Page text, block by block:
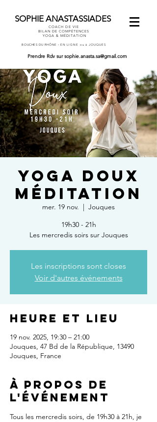
SOPHIE ANASTASSIADES
COACH DE VIE
BILAN DE COMPÉTENCES
YOGA & MÉDITATION
BOUCHES DU RHÔNE - EN LIGNE ou à JOUQUES
Prendre Rdv sursophie.anasta.sa@gmail.com
YOGA DOUX
MÉDITATION
mer. 19 nov.
  |
Jouques
19h30 - 21h
Les mercredis soirs sur Jouques
Les inscriptions sont closes
Voir d'autres événements
Heure et lieu
19 nov. 2025, 19:30 – 21:00
Jouques, 47 Bd de la République, 13490
Jouques, France
À propos de
l'événement
Tous les mercredis soirs, de 19h30 à 21h, je